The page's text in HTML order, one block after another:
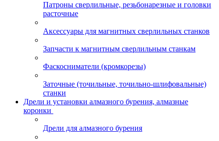
Патроны сверлильные, резьбонарезные и головки
расточные
Аксессуары для магнитных сверлильных станков
Запчасти к магнитным сверлильным станкам
Фаскосниматели (кромкорезы)
Заточные (точильные, точильно-шлифовальные)
станки
Дрели и установки алмазного бурения, алмазные
коронки
Дрели для алмазного бурения